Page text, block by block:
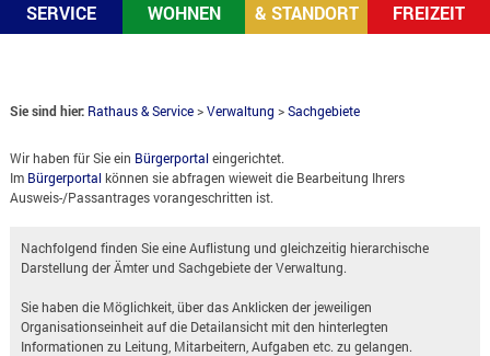
SERVICE
WOHNEN
& STANDORT
FREIZEIT
Sie sind hier: Rathaus & Service>Verwaltung >Sachgebiete
Wir haben für Sie ein Bürgerportaleingerichtet.
Im Bürgerportalkönnen sie abfragen wieweit die Bearbeitung Ihrers
Ausweis-/Passantrages vorangeschritten ist.
Nachfolgend finden Sie eine Auflistung und gleichzeitig hierarchische
Darstellung der Ämter und Sachgebiete der Verwaltung.
Sie haben die Möglichkeit, über das Anklicken der jeweiligen
Organisationseinheit auf die Detailansicht mit den hinterlegten
Informationen zu Leitung, Mitarbeitern, Aufgaben etc. zu gelangen.